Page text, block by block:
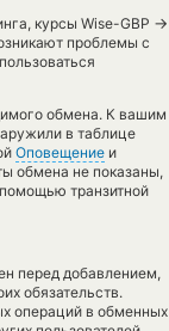
курсы Wise-GBP →
проблемы с
обмена. К вашим
в таблице
Оповещение и
обмена не показаны,
транзитной
перед добавлением,
обязательств.
операций в обменных